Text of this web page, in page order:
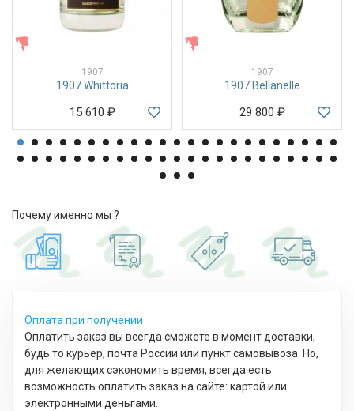
1907
1907 Whittoria
15 610 ₽
1907
1907 Bellanelle
29 800 ₽
Почему именно мы ?
Оплата при получении
Оплатить заказ вы всегда сможете в момент доставки,
будь то курьер, почта России или пункт самовывоза. Но,
для желающих сэкономить время, всегда есть
возможность оплатить заказ на сайте: картой или
электронными деньгами.